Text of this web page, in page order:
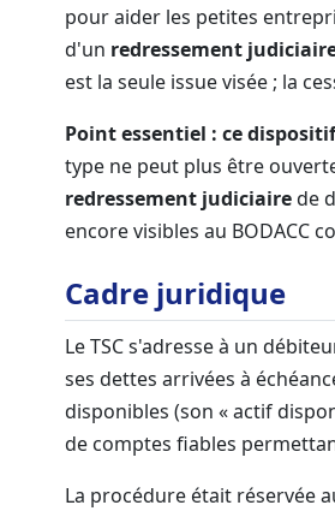
pour aider les petites
d'un redressement
est la seule issue visée ; la
Point essentiel : ce
type ne peut plus être
redressement judiciairede
encore visibles au BODACC
Cadre juridique
Le TSC s'adresse à un
ses dettes arrivées à
disponibles (son « actif
de comptes fiables
La procédure était réservée